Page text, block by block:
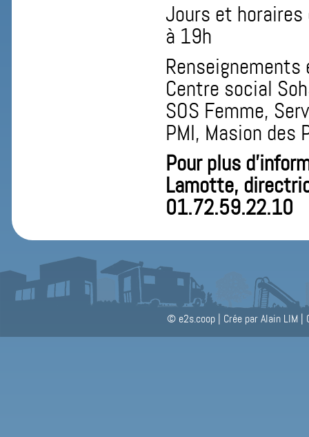
Jours et horaires
à 19h
Centre social
SOS Femme,
PMI, Masion
Pour plus
Lamotte,
01.72.59.22.10
© e2s.coop | Crée par Alain LIM |